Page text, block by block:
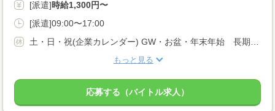
[派遣]時給1,300円〜
[派遣]09:00〜17:00
もっと見る
応募する（バイトル求人）